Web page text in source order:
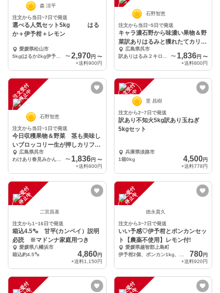
森 涼平
注文から当日~7日で発送
選べる人気セット5kg はる
か＋伊予柑＋レモン
愛媛県松山市
〜 2,970円 〜
+送料900円
石野智恵
注文から当日~5日で発送
キャラ濃石野から味濃い果物＆野
菜訳ありはるみと獲れたてカリフ
ラワー！？お試価格
広島県呉市
〜 1,836円 〜
+送料800円
注
文
受
付
停
止
中
石野智恵
注文から当日~1日で発送
今日収穫果物＆野菜 茎も美味し
いブロッコリー生が押しカリフラ
ワセット訳ありはるみ
広島県呉市
〜 1,836円 〜
+送料800円
注
文
受
付
停
止
中 里 昌樹
注文から2~7日で発送
訳あり不知火5kg訳あり玉ねぎ
5kgセット
兵庫県淡路市
1箱0kg
4,500円
+送料778円
注
文
受
付
停
止
中
二宮昌基
注文から1~16日で発送
箱込4.5㌔ 甘平(カンペイ）説明
必読 ※マドンナ家庭用つき
愛媛県八幡浜市
箱込約4.5㌔
4,860円
+送料1,150円
注
文
受
付
停
止
中
徳永貴久
注文から3~7日で発送
いい予感♡伊予柑とポンカンセッ
ト【農薬不使用】レモン付!
愛媛県越智郡上島町
780円
+送料920円
注
文
受
付
停
止 注
文
受
付
停
止